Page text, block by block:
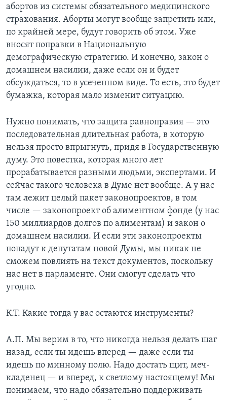
абортов из системы обязательного медицинского
страхования. Аборты могут вообще запретить или,
по крайней мере, будут говорить об этом. Уже
вносят поправки в Национальную
демографическую стратегию. И конечно, закон о
домашнем насилии, даже если он и будет
обсуждаться, то в усеченном виде. То есть, это будет
бумажка, которая мало изменит ситуацию.
Нужно понимать, что защита равноправия — это
последовательная длительная работа, в которую
нельзя просто впрыгнуть, придя в Государственную
думу. Это повестка, которая много лет
прорабатывается разными людьми, экспертами. И
сейчас такого человека в Думе нет вообще. А у нас
там лежит целый пакет законопроектов, в том
числе — законопроект об алиментном фонде (у нас
150 миллиардов долгов по алиментам) и закон о
домашнем насилии. И если эти законопроекты
попадут к депутатам новой Думы, мы никак не
сможем повлиять на текст документов, поскольку
нас нет в парламенте. Они смогут сделать что
угодно.
К.Т. Какие тогда у вас остаются инструменты?
А.П. Мы верим в то, что никогда нельзя делать шаг
назад, если ты идешь вперед — даже если ты
идешь по минному полю. Надо достать щит, меч-
кладенец — и вперед, к светлому настоящему! Мы
понимаем, что надо обязательно поддерживать